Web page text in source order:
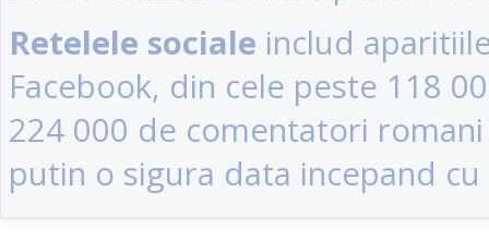
Retelele sociale includ
Facebook, din cele peste 118
224 000 de comentatori
putin o sigura data incepand